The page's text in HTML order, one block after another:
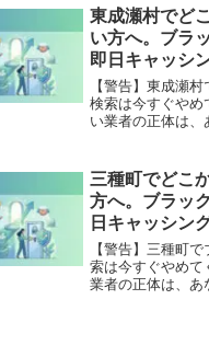
北秋田市で違法業
ら抜け出した方々
策を完全公開。
東成瀬村でど
い方へ。ブラ
即日キャッシ
決策
【警告】東成瀬
検索は今すぐやめ
い業者の正体は、
東成瀬村で違法業
ら抜け出した方々
策を完全公開。
三種町でどこ
方へ。ブラッ
日キャッシン
策
【警告】三種町
索は今すぐやめて
業者の正体は、あ